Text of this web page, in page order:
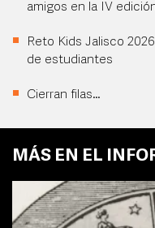
amigos en la IV
Reto Kids Jalisco
de estudiantes
Cierran filas…
MÁS EN EL